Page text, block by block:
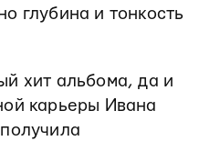
глубина и тонкость
хит альбома, да и
карьеры Ивана